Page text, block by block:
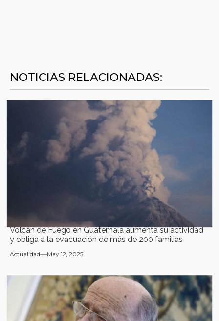
NOTICIAS RELACIONADAS:
Volcán de Fuego en Guatemala aumenta su actividad
y obliga a la evacuación de más de 200 familias
Actualidad May 12, 2025